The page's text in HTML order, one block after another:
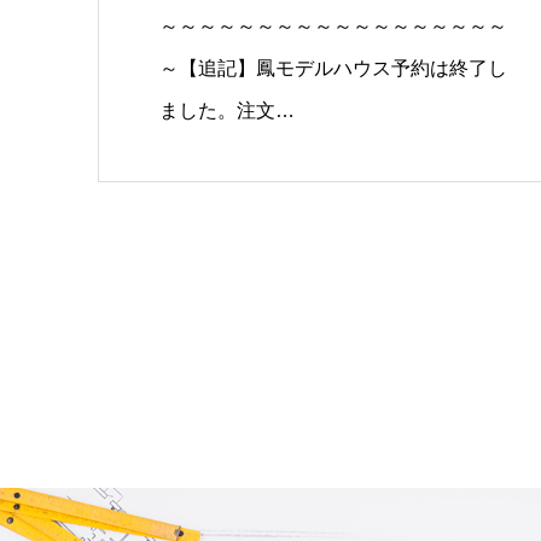
～～～～～～～～～～～～～～～～～～
～【追記】鳳モデルハウス予約は終了し
ました。注文…